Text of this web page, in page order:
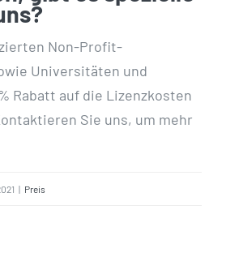
Non-Profit-
Universitäten und
Rabatt auf die Lizenzkosten
Sie uns, um mehr
| Preis